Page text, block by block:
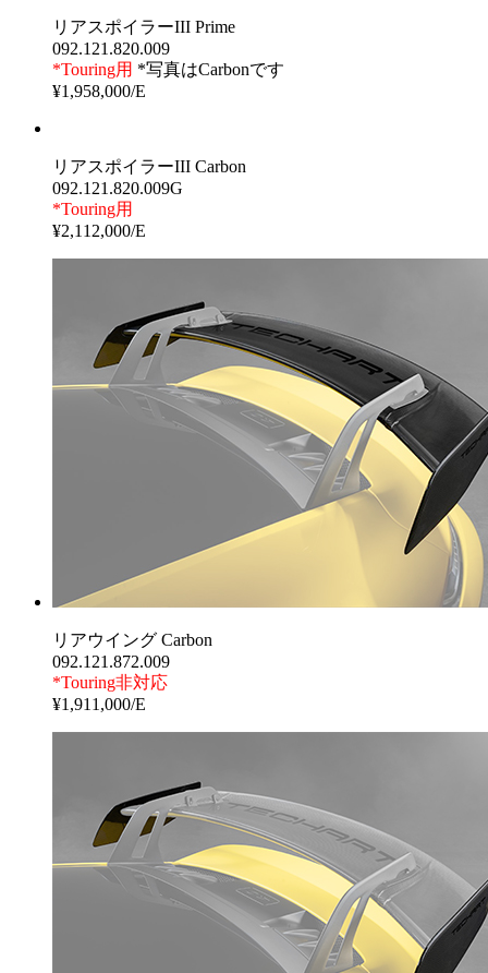
リアスポイラーIII Prime
092.121.820.009
*Touring用 *写真はCarbonです
¥1,958,000/E
リアスポイラーIII Carbon
092.121.820.009G
*Touring用
¥2,112,000/E
リアウイング Carbon
092.121.872.009
*Touring非対応
¥1,911,000/E